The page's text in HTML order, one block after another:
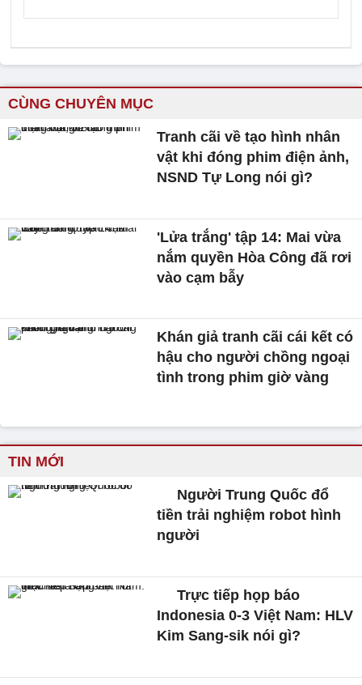
CÙNG CHUYÊN MỤC
Tranh cãi về tạo hình nhân
vật khi đóng phim điện ảnh,
NSND Tự Long nói gì?
'Lửa trắng' tập 14: Mai vừa
nắm quyền Hòa Công đã rơi
vào cạm bẫy
Khán giả tranh cãi cái kết có
hậu cho người chồng ngoại
tình trong phim giờ vàng
TIN MỚI
Người Trung Quốc đổ
tiền trải nghiệm robot hình
người
Trực tiếp họp báo
Indonesia 0-3 Việt Nam: HLV
Kim Sang-sik nói gì?